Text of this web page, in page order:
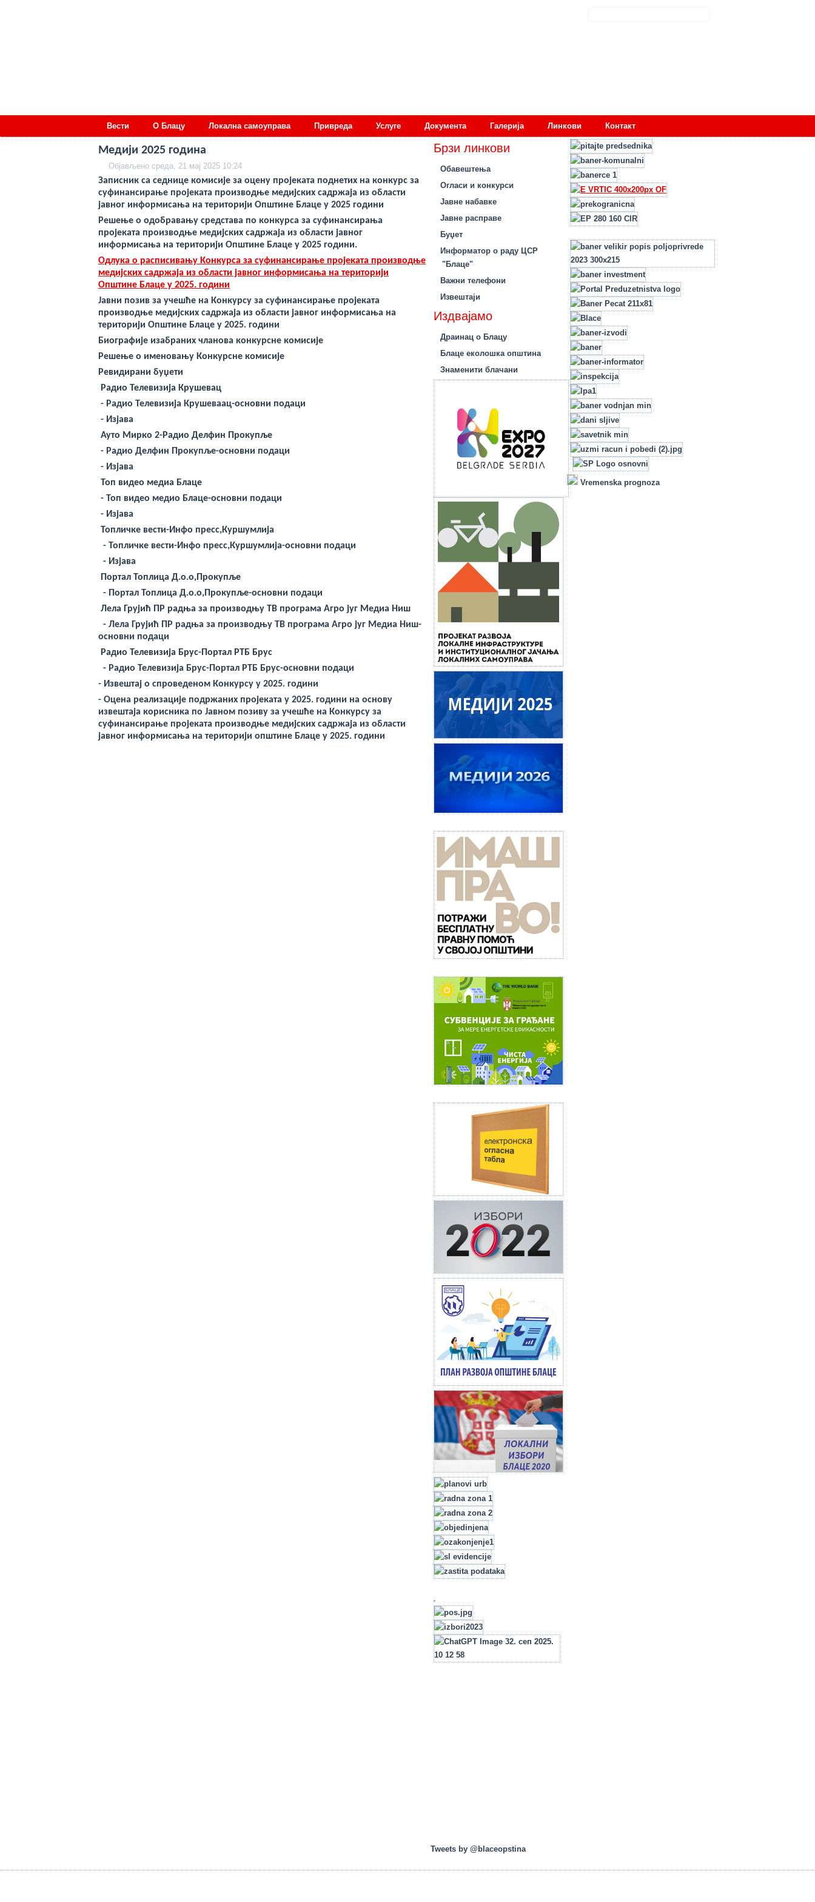
Вести О Блацу Локална самоуправа Привреда Услуге Документа Галерија Линкови Контакт
bonusu
veren
siteler
deneme
bonusu
deneme
bonusu
veren
siteler
2024
deneme
bonusu
veren
bahis
siteleri
bonus
veren
bahis
deneme
bonusu
veren
yeni
siteler
deneme
bonusu
casino
siteleri
Yeni
Bonus
Siteler
Медији 2025 година
Објављено среда, 21 мај 2025 10:24
Записник са седнице комисије за оцену пројеката поднетих на конкурс за
суфинансирање пројеката производње медијских садржаја из области
јавног информисања на територији Општине Блаце у 2025 години
Решење о одобравању средстава по конкурса за суфинансирања
пројеката производње медијских садржаја из области јавног
информисања на територији Општине Блаце у 2025 години.
Одлука о расписивању Конкурса за суфинансирање пројеката производње
медијских садржаја из области јавног информисања на територији
Општине Блаце у 2025. години
Јавни позив за учешће на Конкурсу за суфинансирање пројеката
производње медијских садржаја из области јавног информисања на
територији Општине Блаце у 2025. години
Биографије изабраних чланова конкурсне комисије
Решење о именовању Конкурсне комисије
Ревидирани буџети
Радио Телевизија Крушевац
- Радио Телевизија Крушеваац-основни подаци
- Изјава
Ауто Мирко 2-Радио Делфин Прокупље
- Радио Делфин Прокупље-основни подаци
- Изјава
Топ видео медиа Блаце
- Топ видео медио Блаце-основни подаци
- Изјава
Топличке вести-Инфо пресс,Куршумлија
- Топличке вести-Инфо пресс,Куршумлија-основни подаци
- Изјава
Портал Топлица Д.о.о,Прокупље
- Портал Топлица Д.о.о,Прокупље-основни подаци
Лела Грујић ПР радња за производњу ТВ програма Агро југ Медиа Ниш
- Лела Грујић ПР радња за производњу ТВ програма Агро југ Медиа Ниш-
основни подаци
Радио Телевизија Брус-Портал РТБ Брус
- Радио Телевизија Брус-Портал РТБ Брус-основни подаци
- Извештај о спроведеном Конкурсу у 2025. години
- Оцена реализације подржаних пројеката у 2025. години на основу
извештаја корисника по Јавном позиву за учешће на Конкурсу за
суфинансирање пројеката производње медијских садржаја из области
јавног информисања на територији општине Блаце у 2025. години
Брзи линкови
Обавештења
Огласи и конкурси
Јавне набавке
Јавне расправе
Буџет
Информатор о раду ЦСР
"Блаце"
Важни телефони
Извештаји
Издвајамо
Драинац о Блацу
Блаце еколошка општина
Знаменити блачани
Tweets by @blaceopstina
Vremenska prognoza